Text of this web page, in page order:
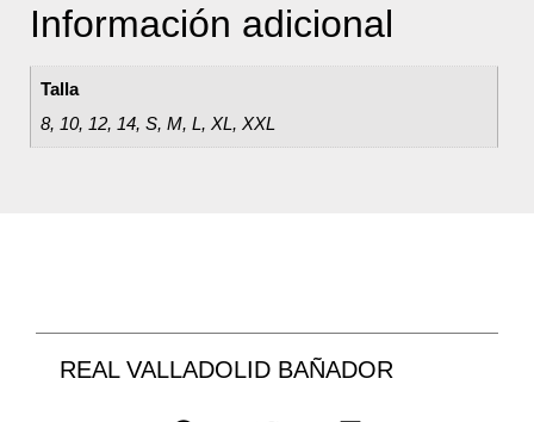
Información adicional
Talla
8, 10, 12, 14, S, M, L, XL, XXL
REAL VALLADOLID BAÑADOR